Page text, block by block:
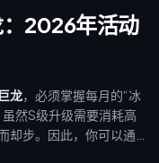
：2026年活动
龙，必须掌握每月的“冰
然S级升级需要消耗高
却步。因此，你可以通